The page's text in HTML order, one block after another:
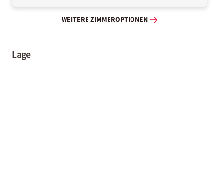
WEITERE ZIMMEROPTIONEN
Lage